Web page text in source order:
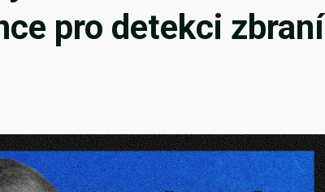
pro detekci zbraní